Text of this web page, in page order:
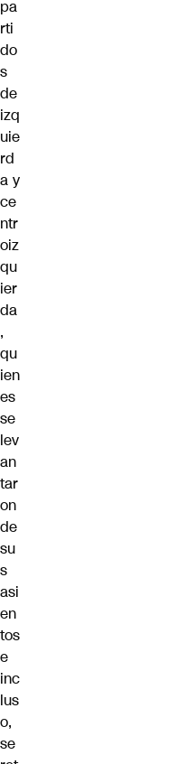
pa
rti
do
s
de
izq
uie
rd
a y
ce
ntr
oiz
qu
ier
da
,
qu
ien
es
se
lev
an
tar
on
de
su
s
asi
en
tos
e
inc
lus
o,
se